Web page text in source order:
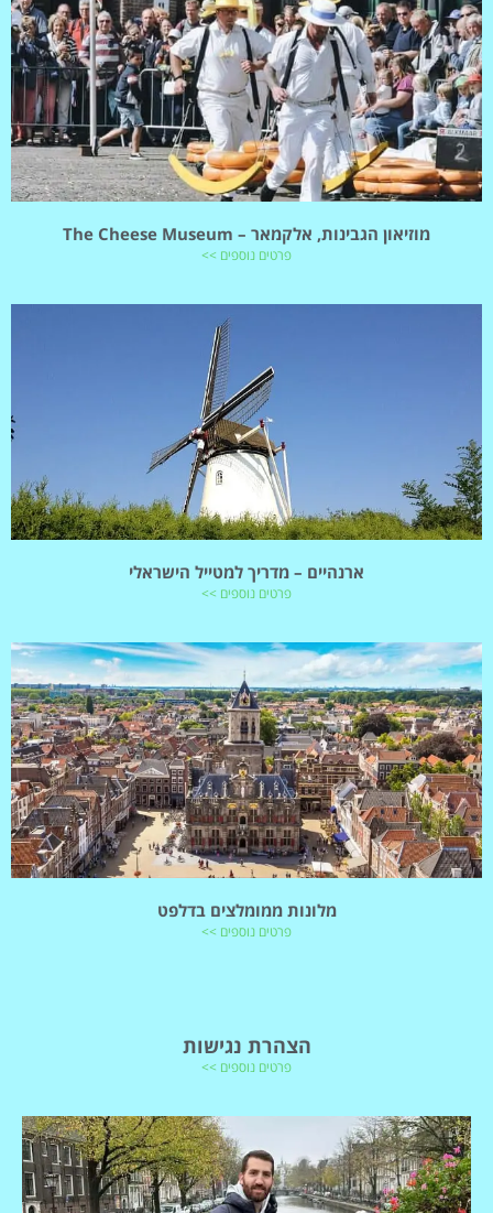
מוזיאון הגבינות, אלקמאר – The Cheese Museum
פרטים נוספים >>
ארנהיים – מדריך למטייל הישראלי
פרטים נוספים >>
מלונות ממומלצים בדלפט
פרטים נוספים >>
הצהרת נגישות
פרטים נוספים >>